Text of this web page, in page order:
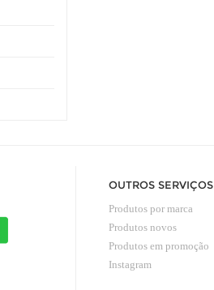
OUTROS SERVIÇOS
Produtos por marca
Produtos novos
Produtos em promoção
Instagram